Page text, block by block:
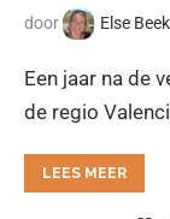
door Else
Een jaar na de
de regio
LEES MEER